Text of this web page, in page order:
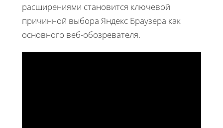
расширениями становится ключевой
причинной выбора Яндекс Браузера как
основного веб-обозревателя.